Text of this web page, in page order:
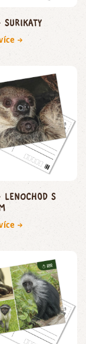
surikaty
→
lenochod s
→